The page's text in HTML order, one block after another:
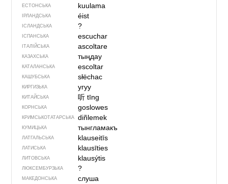
ЕСТОНСЬКА kuulama
ІРЛАНДСЬКА éist
ІСЛАНДСЬКА ?
ІСПАНСЬКА escuchar
ІТАЛІЙСЬКА ascoltare
КАЗАХСЬКА тыңдау
КАТАЛАНСЬКА escoltar
КАШУБСЬКА słëchac
КИРГИЗЬКА угуу
КИТАЙСЬКА 听tīng
КОРНСЬКА goslowes
КРИМСЬКОТАТАРСЬКА diñlemek
КУМИЦЬКА тынгламакъ
ЛАТГАЛЬСЬКА klauseitīs
ЛАТИСЬКА klausīties
ЛИТОВСЬКА klausýtis
ЛЮКСЕМБУРЗЬКА ?
МАКЕДОНСЬКА слуша